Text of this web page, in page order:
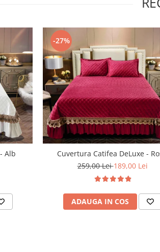
Alb
-27%
Cuvertura Catifea DeLuxe -
259,00 Lei189,00 Lei
ADAUGA IN COS